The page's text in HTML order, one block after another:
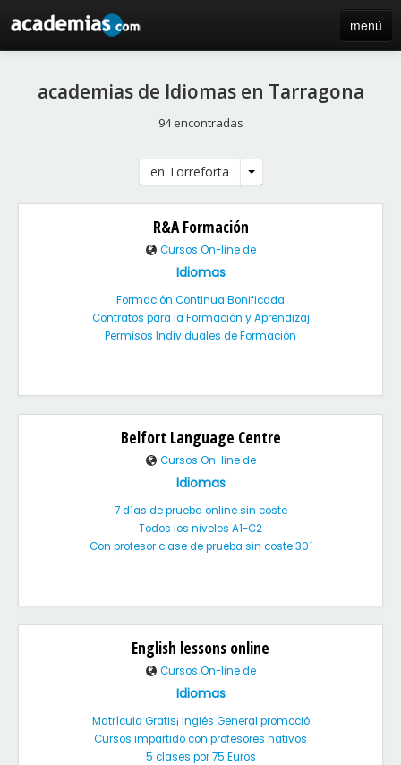
menú
blog
iniciar sesión / registro de centros
academias de Idiomas en Tarragona
94 encontradas
en Torreforta
R&A Formación
Cursos On-line de
Idiomas
Formación Continua Bonificada
Contratos para la Formación y Aprendizaj
Permisos Individuales de Formación
Belfort Language Centre
Cursos On-line de
Idiomas
7 días de prueba online sin coste
Todos los niveles A1-C2
Con profesor clase de prueba sin coste 30´
English lessons online
Cursos On-line de
Idiomas
Matrícula Gratis¡ Inglés General promoció
Cursos impartido con profesores nativos
5 clases por 75 Euros